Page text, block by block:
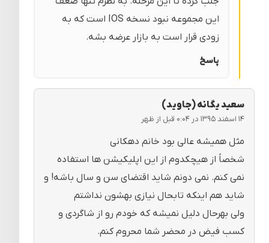
این مجموعه نبود نسخه IOS است که به
زودی قرار است به بازار عرضه بشه.
پاسخ
سعید یگانه (جاوید)
۱۴ اسفند ۱۳۹۵ در ۰:۰۴ قبل از ظهر
مثل همیشه عالی بود خانم دهکانی
شخصاً از هیچکدوم از این اپلیکیشن ها استفاده
نمی کنم. نمی دونم شاید اقتضای سن و سال باشه! و
شاید هم اینکه تابحال نیازی بهشون نداشتم
ولی بهرحال دلیل نمیشه که خودم رو از شاگردی و
کسب فیض در محضر شما محروم کنم.